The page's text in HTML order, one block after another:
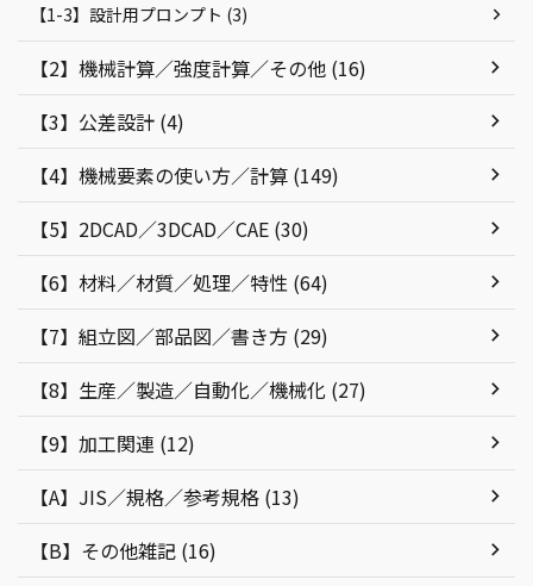
【1-3】設計用プロンプト (3)
【2】機械計算／強度計算／その他 (16)
【3】公差設計 (4)
【4】機械要素の使い方／計算 (149)
【5】2DCAD／3DCAD／CAE (30)
【6】材料／材質／処理／特性 (64)
【7】組立図／部品図／書き方 (29)
【8】生産／製造／自動化／機械化 (27)
【9】加工関連 (12)
【A】JIS／規格／参考規格 (13)
【B】その他雑記 (16)